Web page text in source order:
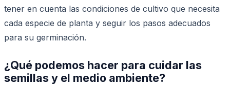
tener en cuenta las condiciones de cultivo que necesita
cada especie de planta y seguir los pasos adecuados
para su germinación.
¿Qué podemos hacer para cuidar las
semillas y el medio ambiente?